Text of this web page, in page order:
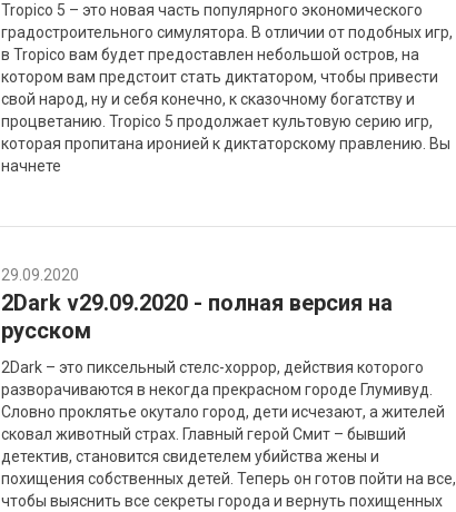
Tropico 5 – это новая часть популярного экономического
градостроительного симулятора. В отличии от подобных игр,
в Tropico вам будет предоставлен небольшой остров, на
котором вам предстоит стать диктатором, чтобы привести
свой народ, ну и себя конечно, к сказочному богатству и
процветанию. Tropico 5 продолжает культовую серию игр,
которая пропитана иронией к диктаторскому правлению. Вы
начнете
29.09.2020
2Dark v29.09.2020 - полная версия на
русском
2Dark – это пиксельный стелc-хоррор, действия которого
разворачиваются в некогда прекрасном городе Глумивуд.
Словно проклятье окутало город, дети исчезают, а жителей
сковал животный страх. Главный герой Смит – бывший
детектив, становится свидетелем убийства жены и
похищения собственных детей. Теперь он готов пойти на все,
чтобы выяснить все секреты города и вернуть похищенных